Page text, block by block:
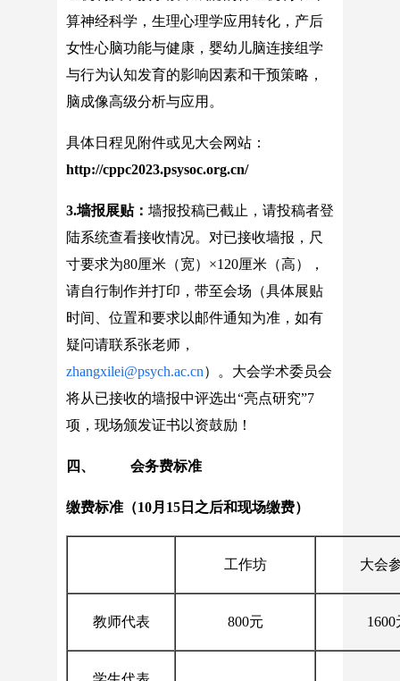
算神经科学，生理心理学应用转化，产后
女性心脑功能与健康，婴幼儿脑连接组学
与行为认知发育的影响因素和干预策略，
脑成像高级分析与应用。
具体日程见附件或见大会网站：
http://cppc2023.psysoc.org.cn/
3.墙报展贴： 墙报投稿已截止，请投稿者登
陆系统查看接收情况。对已接收墙报，尺
寸要求为80厘米（宽）×120厘米（高），
请自行制作并打印，带至会场（具体展贴
时间、位置和要求以邮件通知为准，如有
疑问请联系张老师，
zhangxilei@psych.ac.cn）。大会学术委员会
将从已接收的墙报中评选出“亮点研究”7
项，现场颁发证书以资鼓励！
四、 会务费标准
缴费标准（10月 15 日之后和现场缴费）
工作坊 大会
教师代表 800元 1600